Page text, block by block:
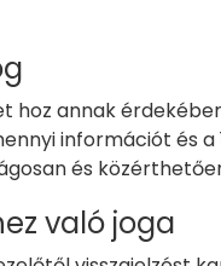
hoz annak
információt
és
való joga